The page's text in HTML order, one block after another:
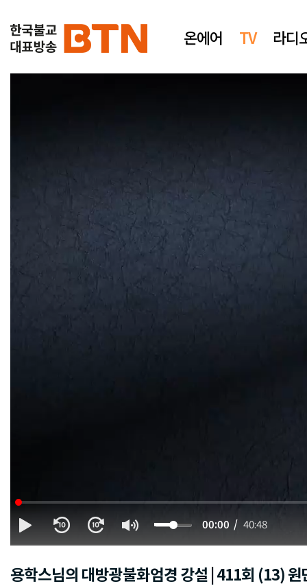
온에어 TV 라디
00:00 40:48
용학스님의 대방광불화엄경 강설 | 411회 (13)